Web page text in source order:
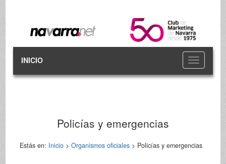
Toggle
navigation
INICIO
Policías y emergencias
Estás en: Inicio> Organismos oficiales> Policías y emergencias